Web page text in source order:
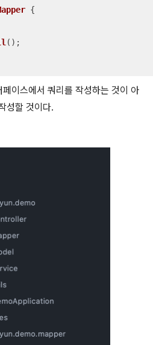
{
() ;
이스에서 쿼리를 작성하는 것이 아
성할 것이다.